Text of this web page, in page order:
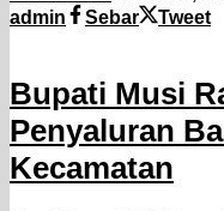
admin
Sebar Tweet
Bupati Musi
Penyaluran
Kecamatan